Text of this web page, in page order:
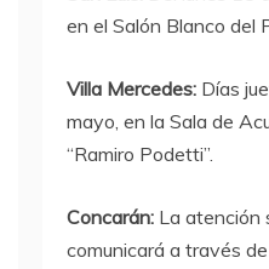
en el Salón Blanco del
Villa Mercedes: Días
mayo, en la Sala de
“Ramiro Podetti”.
Concarán: La atención
comunicará a través